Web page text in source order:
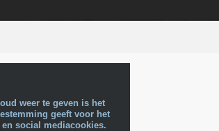
weer te geven is het
geeft voor het
social mediacookies.